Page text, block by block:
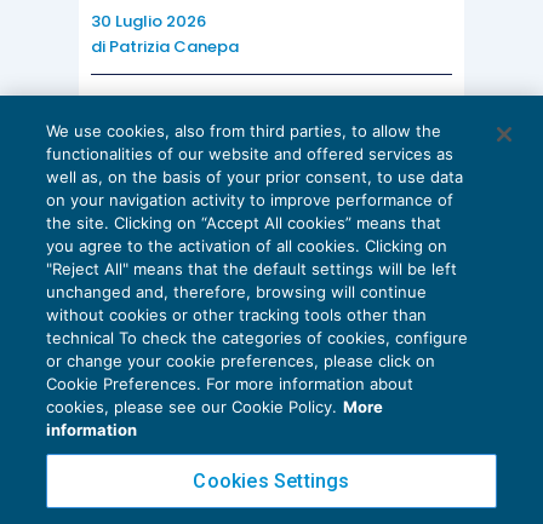
30 Luglio 2026
di Patrizia Canepa
EU AI Act e studi professionali: le
scadenze concrete
27 Luglio 2026
di Diego BarberieStefano Dovier
Privacy Policy
Cookie Policy
We use cookies, also from third parties, to allow the
functionalities of our website and offered services as
well as, on the basis of your prior consent, to use data
on your navigation activity to improve performance of
the site. Clicking on “Accept All cookies” means that
you agree to the activation of all cookies. Clicking on
"Reject All" means that the default settings will be left
unchanged and, therefore, browsing will continue
without cookies or other tracking tools other than
technical To check the categories of cookies, configure
or change your cookie preferences, please click on
Cookie Preferences. For more information about
cookies, please see our Cookie Policy. More
information
Cookies Settings